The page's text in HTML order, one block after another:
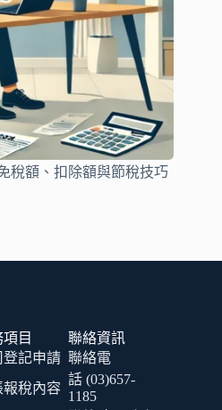
稅額、扣除額與節稅技巧
目
登記申請
報稅內容
聯絡資訊
聯絡電
話 (03)657-
1185